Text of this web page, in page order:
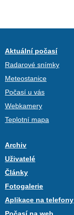
Aktuální počasí
Radarové snímky
Meteostanice
Počasí u vás
Webkamery
Teplotní mapa
Archiv
Uživatelé
Články
Fotogalerie
Aplikace na telefony